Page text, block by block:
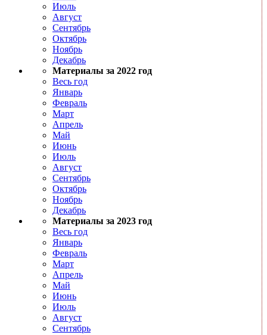
Июль
Август
Сентябрь
Октябрь
Ноябрь
Декабрь
Материалы за 2022 год
Весь год
Январь
Февраль
Март
Апрель
Май
Июнь
Июль
Август
Сентябрь
Октябрь
Ноябрь
Декабрь
Материалы за 2023 год
Весь год
Январь
Февраль
Март
Апрель
Май
Июнь
Июль
Август
Сентябрь